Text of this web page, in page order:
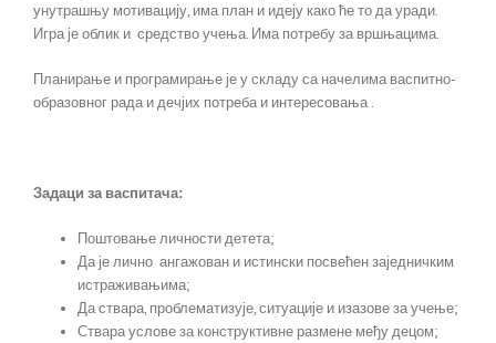
унутрашњу мотивацију, има план и идеју како ће то да уради.
Игра је облик и средство учења. Има потребу за вршњацима.
Планирање и програмирање је у складу са начелима васпитно-
образовног рада и дечјих потреба и интересовања .
Задаци за васпитача:
Поштовање личности детета;
Да је лично ангажован и истински посвећен заједничким
истраживањима;
Да ствара, проблематизује, ситуације и изазове за учење;
Ствара услове за конструктивне размене међу децом;